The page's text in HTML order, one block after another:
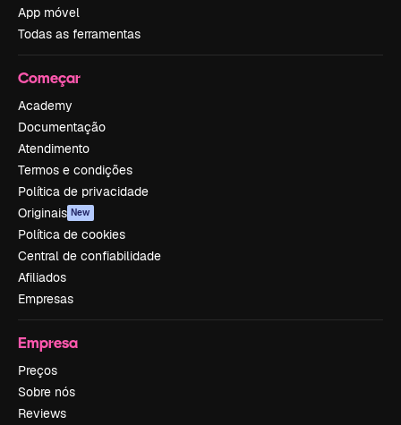
App móvel
Todas as ferramentas
Começar
Academy
Documentação
Atendimento
Termos e condições
Política de privacidade
Originais New
Política de cookies
Central de confiabilidade
Afiliados
Empresas
Empresa
Preços
Sobre nós
Reviews